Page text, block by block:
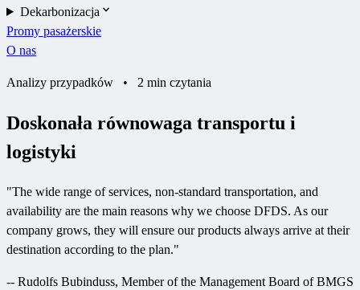
Dekarbonizacja
Promy pasażerskie
O nas
Analizy przypadków • 2 min czytania
Doskonała równowaga transportu i
logistyki
"The wide range of services, non-standard transportation, and
availability are the main reasons why we choose DFDS. As our
company grows, they will ensure our products always arrive at their
destination according to the plan."
-- Rudolfs Bubinduss, Member of the Management Board of BMGS